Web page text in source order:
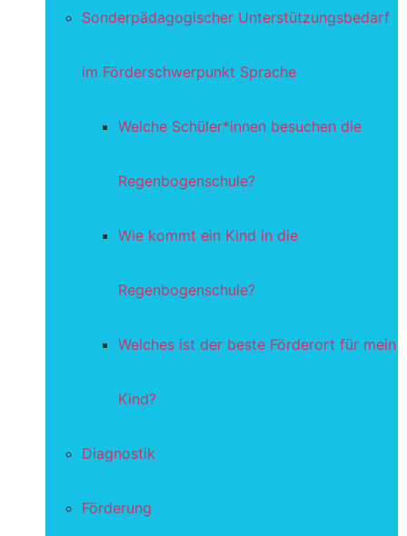
Sonderpädagogischer Unterstützungsbedarf
im Förderschwerpunkt Sprache
Welche Schüler*innen besuchen die
Regenbogenschule?
Wie kommt ein Kind in die
Regenbogenschule?
Welches ist der beste Förderort für mein
Kind?
Diagnostik
Förderung